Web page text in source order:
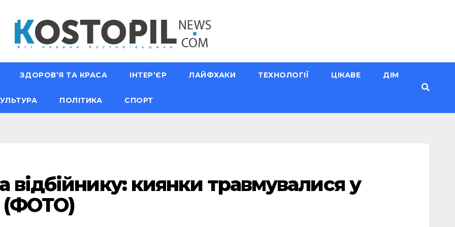
ЗДОРОВ’Я ТА КРАСА ІНТЕР’ЄР ЛАЙФХАКИ ТЕХНОЛОГІЇ ЦІКАВЕ ДІМ
ПОЛІТИКА СПОРТ
відбійнику: киянки травмувалися у
(ФОТО)